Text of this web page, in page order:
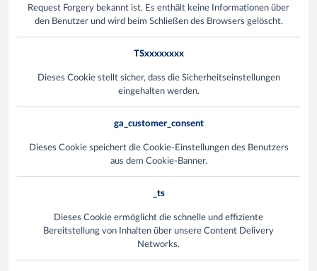
Request Forgery bekannt ist. Es enthält keine Informationen über
den Benutzer und wird beim Schließen des Browsers gelöscht.
TSxxxxxxxx
Dieses Cookie stellt sicher, dass die Sicherheitseinstellungen
eingehalten werden.
ga_customer_consent
Dieses Cookie speichert die Cookie-Einstellungen des Benutzers
aus dem Cookie-Banner.
_ts
Dieses Cookie ermöglicht die schnelle und effiziente
Bereitstellung von Inhalten über unsere Content Delivery
Networks.